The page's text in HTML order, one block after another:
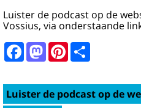
Luister de podcast op de
Vossius, via onderstaande
FacebookMastodon
Pinterest
Luister de podcast op de